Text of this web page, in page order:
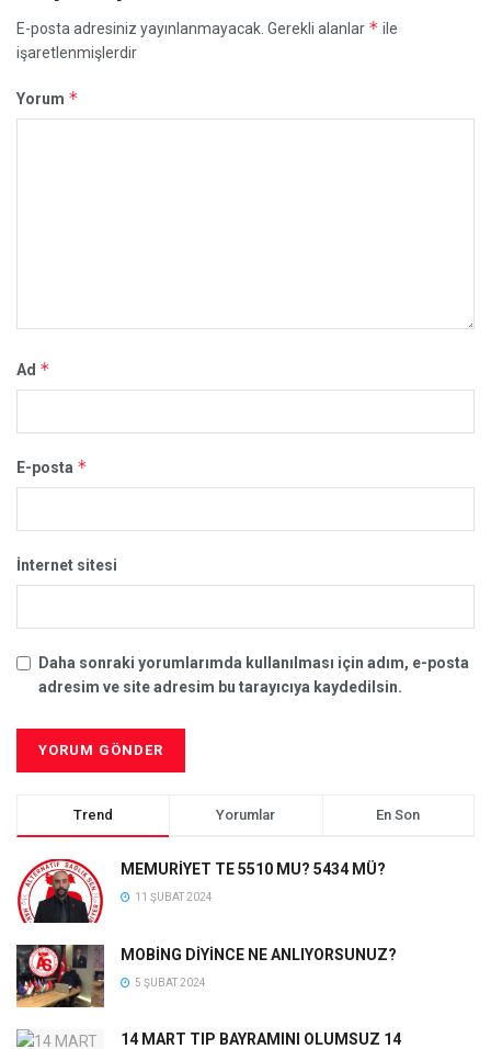
E-posta adresiniz yayınlanmayacak. Gerekli alanlar * ile
işaretlenmişlerdir
Yorum *
Ad *
E-posta *
İnternet sitesi
Daha sonraki yorumlarımda kullanılması için adım, e-posta
adresim ve site adresim bu tarayıcıya kaydedilsin.
Trend Yorumlar En Son
MEMURİYET TE 5510 MU? 5434 MÜ?
11 ŞUBAT 2024
MOBİNG DİYİNCE NE ANLIYORSUNUZ?
5 ŞUBAT 2024
14 MART TIP BAYRAMINI OLUMSUZ 14